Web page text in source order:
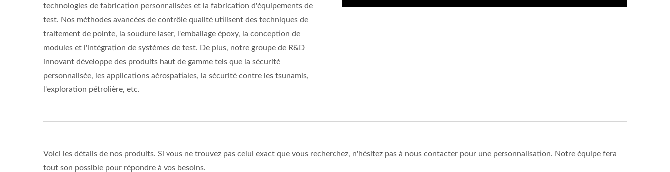
technologies de fabrication personnalisées et la fabrication d'équipements de
test. Nos méthodes avancées de contrôle qualité utilisent des techniques de
traitement de pointe, la soudure laser, l'emballage époxy, la conception de
modules et l'intégration de systèmes de test. De plus, notre groupe de R&D
innovant développe des produits haut de gamme tels que la sécurité
personnalisée, les applications aérospatiales, la sécurité contre les tsunamis,
l'exploration pétrolière, etc.
Voici les détails de nos produits. Si vous ne trouvez pas celui exact que vous recherchez, n'hésitez pas à nous contacter pour une personnalisation. Notre équipe fera
tout son possible pour répondre à vos besoins.